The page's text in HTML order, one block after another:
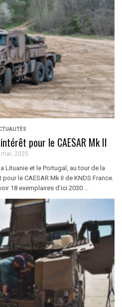
pour le CAESAR Mk II
mai, 2025
Lituanie et le Portugal, au tour de la
le CAESAR Mk II de KNDS France.
18 exemplaires d’ici 2030 ...